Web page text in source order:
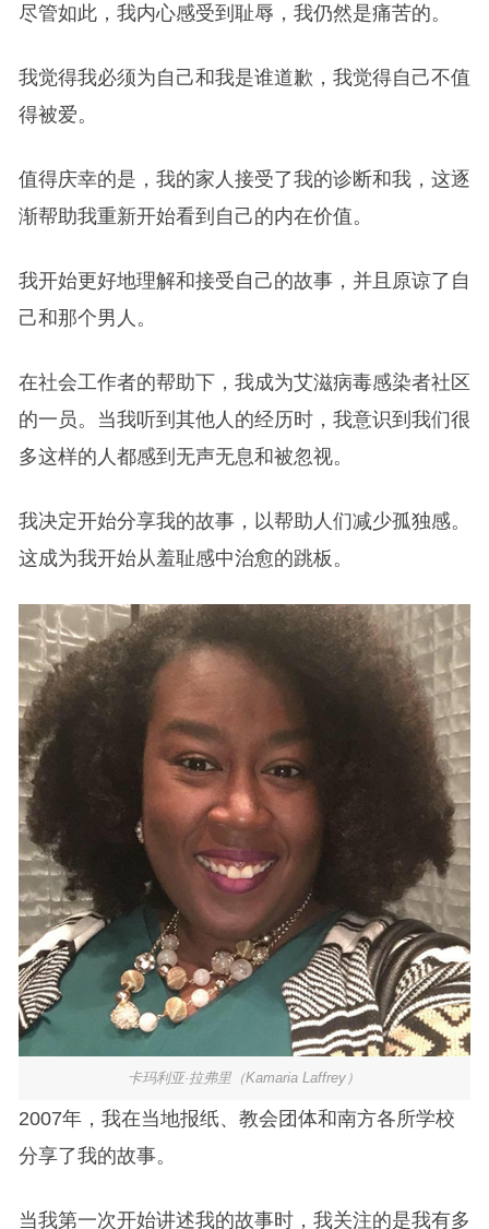
尽管如此，我内心感受到耻辱，我仍然是痛苦的。
我觉得我必须为自己和我是谁道歉，我觉得自己不值
得被爱。
值得庆幸的是，我的家人接受了我的诊断和我，这逐
渐帮助我重新开始看到自己的内在价值。
我开始更好地理解和接受自己的故事，并且原谅了自
己和那个男人。
在社会工作者的帮助下，我成为艾滋病毒感染者社区
的一员。当我听到其他人的经历时，我意识到我们很
多这样的人都感到无声无息和被忽视。
我决定开始分享我的故事，以帮助人们减少孤独感。
这成为我开始从羞耻感中治愈的跳板。
卡玛利亚·拉弗里（Kamaria Laffrey）
2007年，我在当地报纸、教会团体和南方各所学校
分享了我的故事。
当我第一次开始讲述我的故事时，我关注的是我有多